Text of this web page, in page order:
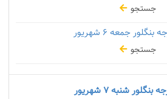
جستجو
بنگلور جمعه
جستجو
بنگلور شنبه